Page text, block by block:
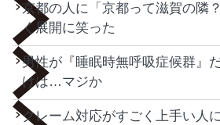
京都の人に「京都って滋賀の隣
く展開に笑った
男性が『睡眠時無呼吸症候群』
けは…マジか
クレーム対応がすごく上手い人